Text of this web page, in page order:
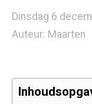
Dinsdag 6
Auteur: Maarten